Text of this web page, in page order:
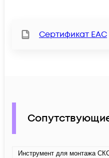
Сертификат ЕАС
Инструмент для монтажа